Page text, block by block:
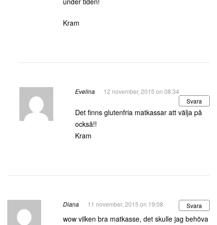
Kram
Evelina
12 november, 2015 on 08:34
Svara
Det finns glutenfria matkassar att välja på
också!!
Kram
Diana 11 november, 2015 on 19:08 Svara
wow vilken bra matkasse, det skulle jag behöva